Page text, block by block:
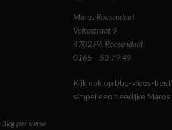
per verse
Maros Roosendaal
Voltastraat 9
4702 PA Roosendaal
0165 – 53 79 49
Kijk ook op bbq-vlees-
simpel een heerlijke Maros